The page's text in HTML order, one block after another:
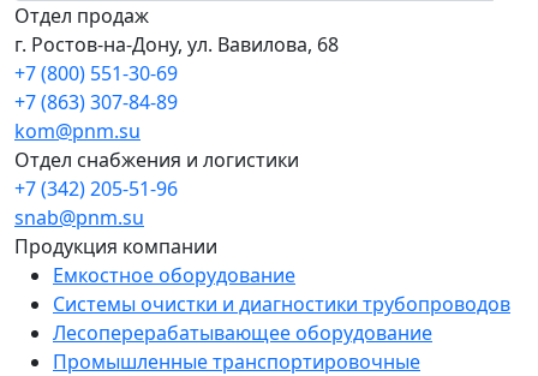
Отдел продаж
г. Ростов-на-Дону, ул. Вавилова, 68
+7 (800) 551-30-69
+7 (863) 307-84-89
kom@pnm.su
Отдел снабжения и логистики
+7 (342) 205-51-96
snab@pnm.su
Продукция компании
Емкостное оборудование
Системы очистки и диагностики трубопроводов
Лесоперерабатывающее оборудование
Промышленные транспортировочные